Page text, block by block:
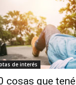
de interés
cosas que